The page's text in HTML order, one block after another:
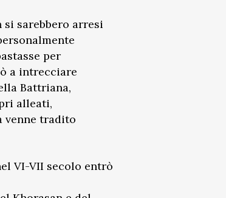
sarebbero arresi
per
a intrecciare
Battriana,
alleati,
venne tradito
VI-VII secolo entrò